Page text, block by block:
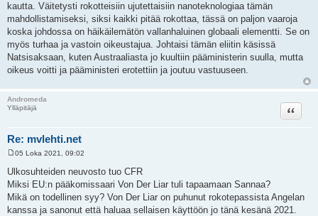
kautta. Väitetysti rokotteisiin ujutettaisiin nanoteknologiaa tämän
mahdollistamiseksi, siksi kaikki pitää rokottaa, tässä on paljon vaaroja
koska johdossa on häikäilemätön vallanhaluinen globaali elementti. Se on
myös turhaa ja vastoin oikeustajua. Johtaisi tämän eliitin käsissä
Natsisaksaan, kuten Austraaliasta jo kuultiin pääministerin suulla, mutta
oikeus voitti ja pääministeri erotettiin ja joutuu vastuuseen.
Andromeda
Ylläpitäjä
Re: mvlehti.net
Lainaa
i
e
s
t
i
05 Loka 2021, 09:02
Ulkosuhteiden neuvosto tuo CFR
Miksi EU:n pääkomissaari Von Der Liar tuli tapaamaan Sannaa?
Mikä on todellinen syy? Von Der Liar on puhunut rokotepassista Angelan
kanssa ja sanonut että haluaa sellaisen käyttöön jo tänä kesänä 2021.